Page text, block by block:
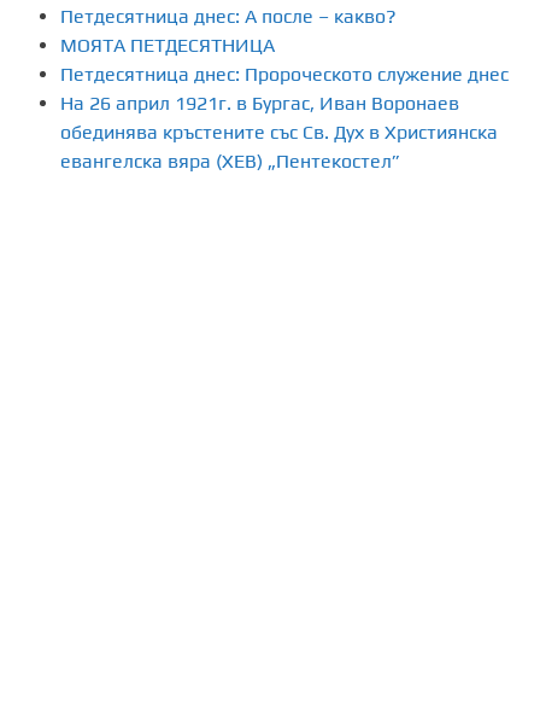
Петдесятница днес: А после – какво?
МОЯТА ПЕТДЕСЯТНИЦА
Петдесятница днес: Пророческото служение днес
На 26 април 1921г. в Бургас, Иван Воронаев
обединява кръстените със Св. Дух в Християнска
евангелска вяра (ХЕВ) „Пентекостел”